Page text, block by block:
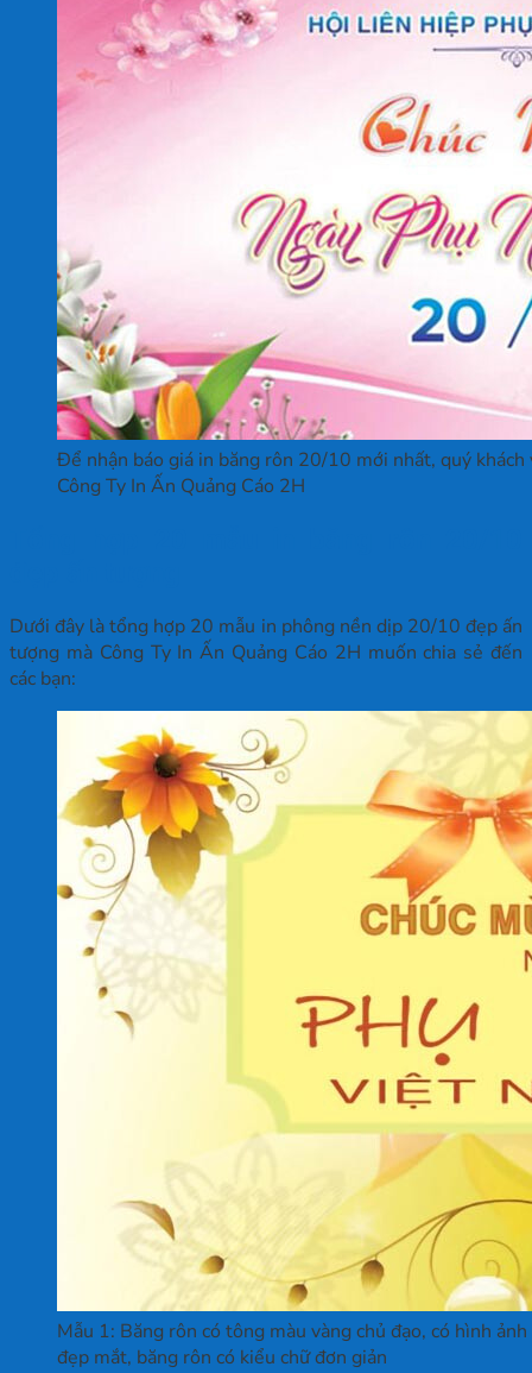
Để nhận báo giá in băng rôn 20/10 mới nhất, quý
Công Ty In Ấn Quảng Cáo 2H
Dưới đây là tổng hợp 20 mẫu in phông nền dịp 20/10 đẹp ấn
tượng mà Công Ty In Ấn Quảng Cáo 2H muốn chia sẻ đến
các bạn:
Mẫu 1: Băng rôn có tông màu vàng chủ đạo, có hình
đẹp mắt, băng rôn có kiểu chữ đơn giản